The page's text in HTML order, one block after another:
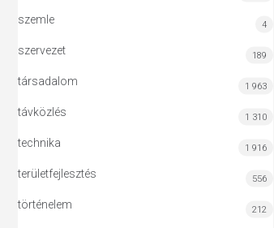
szemle 4
szervezet 189
társadalom 1 963
távközlés 1 310
technika 1 916
területfejlesztés 556
történelem 212